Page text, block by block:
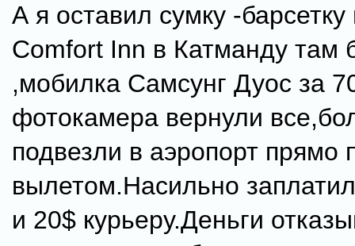
А я оставил сумку -
Comfort Inn в Катманду там
,мобилка Самсунг Дуос за
фотокамера вернули
подвезли в аэропорт прямо
вылетом.Насильно
и 20$ курьеру.Деньги